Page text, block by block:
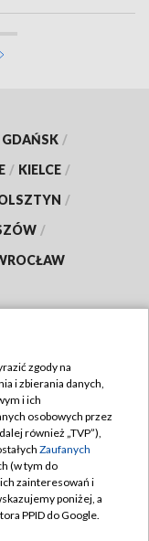
GDAŃSK /
/ KIELCE /
/
/
zgody na
i zbierania danych,
i ich
osobowych przez
również „TVP”),
Zaufanych
(w tym do
zainteresowań i
poniżej, a
PPID do Google.